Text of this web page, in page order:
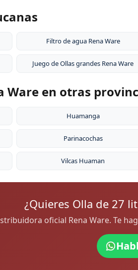
Filtro de agua Rena Ware
Juego de Ollas grandes Rena Ware
Ware en otras
Huamanga
Parinacochas
Vilcas Huaman
¿Quieres Olla de 27
oficial Rena Ware. Te